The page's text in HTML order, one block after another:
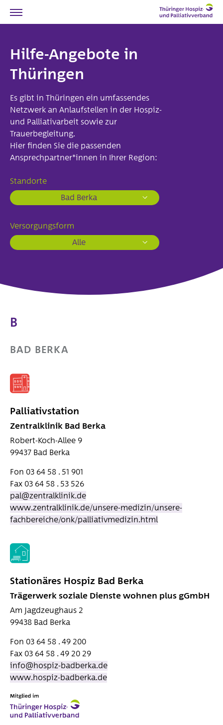
Hilfe-Angebote in Thüringen
Spenden
Verband
Vorstand und Mitarbeiter
Unser Auftrag
Mitglieder
Beitragsordnung
Programm
Presse
Pressearchiv
Hilfe-Angebote in
Thüringen
Es gibt in Thüringen ein umfassendes
Netzwerk an Anlaufstellen in der Hospiz-
und Palliativarbeit sowie zur
Trauerbegleitung.
Hier finden Sie die passenden
Ansprechpartner*innen in Ihrer Region:
Standorte
Bad Berka
Versorgungsform
Alle
B
BAD BERKA
Palliativstation
Zentralklinik Bad Berka
Robert-Koch-Allee 9
99437 Bad Berka
Fon 03 64 58 . 51 901
Fax 03 64 58 . 53 526
pal@zentralklinik.de
www.zentralklinik.de/unsere-medizin/unsere-
fachbereiche/onk/palliativmedizin.html
Stationäres Hospiz Bad Berka
Trägerwerk soziale Dienste wohnen plus gGmbH
Am Jagdzeughaus 2
99438 Bad Berka
Fon 03 64 58 . 49 200
Fax 03 64 58 . 49 20 29
info@hospiz-badberka.de
www.hospiz-badberka.de